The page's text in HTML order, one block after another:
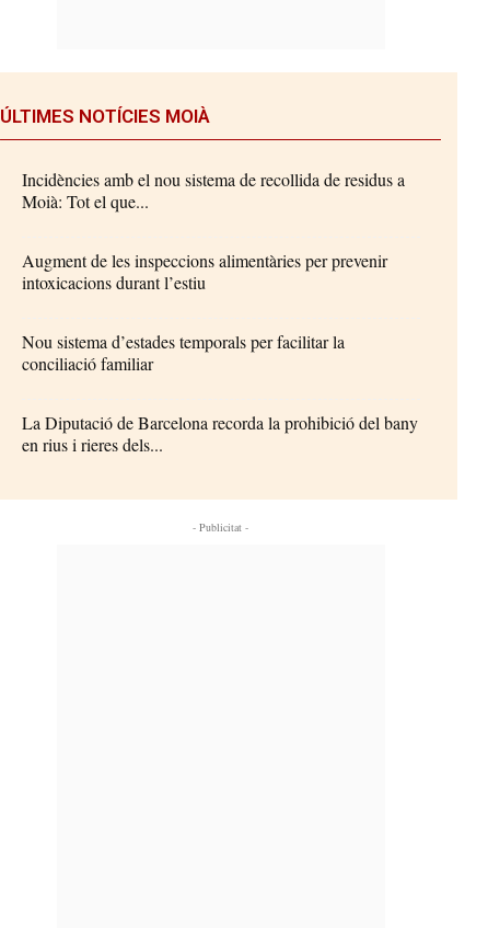
ÚLTIMES NOTÍCIES MOIÀ
Incidències amb el nou sistema de recollida de residus a
Moià: Tot el que...
Augment de les inspeccions alimentàries per prevenir
intoxicacions durant l’estiu
Nou sistema d’estades temporals per facilitar la
conciliació familiar
La Diputació de Barcelona recorda la prohibició del bany
en rius i rieres dels...
- Publicitat -